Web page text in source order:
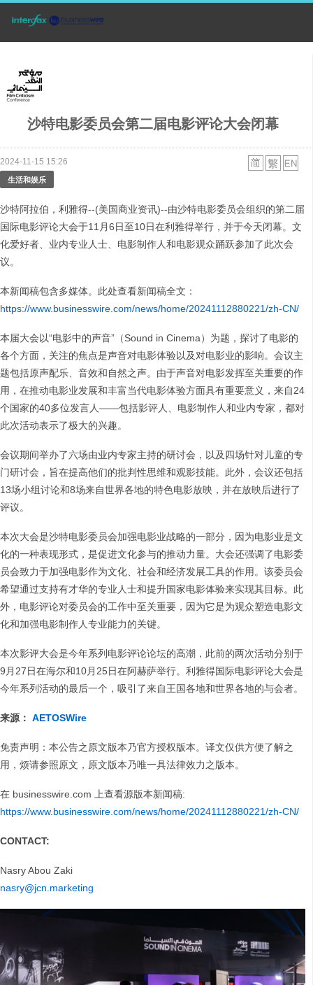
沙特电影委员会第二届电影评论大会闭幕
2024-11-15 15:26
生活和娱乐
沙特阿拉伯，利雅得--(美国商业资讯)--由沙特电影委员会组织的第二届
国际电影评论大会于11月6日至10日在利雅得举行，并于今天闭幕。文
化爱好者、业内专业人士、电影制作人和电影观众踊跃参加了此次会
议。
本新闻稿包含多媒体。此处查看新闻稿全文：
https://www.businesswire.com/news/home/20241112880221/zh-CN/
本届大会以“电影中的声音”（Sound in Cinema）为题，探讨了电影的
各个方面，关注的焦点是声音对电影体验以及对电影业的影响。会议主
题包括原声配乐、音效和自然之声。由于声音对电影发挥至关重要的作
用，在推动电影业发展和丰富当代电影体验方面具有重要意义，来自24
个国家的40多位发言人——包括影评人、电影制作人和业内专家，都对
此次活动表示了极大的兴趣。
会议期间举办了六场由业内专家主持的研讨会，以及四场针对儿童的专
门研讨会，旨在提高他们的批判性思维和观影技能。此外，会议还包括
13场小组讨论和8场来自世界各地的特色电影放映，并在放映后进行了
评议。
本次大会是沙特电影委员会加强电影业战略的一部分，因为电影业是文
化的一种表现形式，是促进文化参与的推动力量。大会还强调了电影委
员会致力于加强电影作为文化、社会和经济发展工具的作用。该委员会
希望通过支持有才华的专业人士和提升国家电影体验来实现其目标。此
外，电影评论对委员会的工作中至关重要，因为它是为观众塑造电影文
化和加强电影制作人专业能力的关键。
本次影评大会是今年系列电影评论论坛的高潮，此前的两次活动分别于
9月27日在海尔和10月25日在阿赫萨举行。利雅得国际电影评论大会是
今年系列活动的最后一个，吸引了来自王国各地和世界各地的与会者。
来源： AETOSWire
免责声明：本公告之原文版本乃官方授权版本。译文仅供方便了解之
用，烦请参照原文，原文版本乃唯一具法律效力之版本。
在 businesswire.com 上查看源版本新闻稿:
https://www.businesswire.com/news/home/20241112880221/zh-CN/
CONTACT:
Nasry Abou Zaki
nasry@jcn.marketing